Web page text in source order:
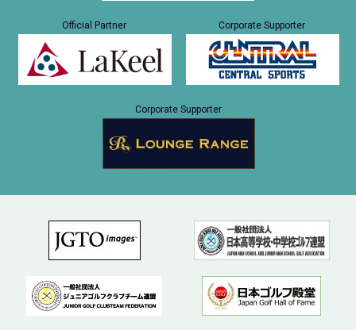
Official Partner Corporate Supporter
Corporate Supporter